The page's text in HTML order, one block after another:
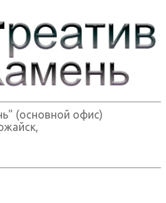
(основной офис)